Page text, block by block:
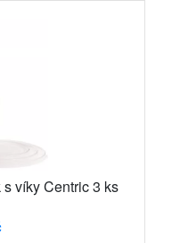
víky Centric 3 ks